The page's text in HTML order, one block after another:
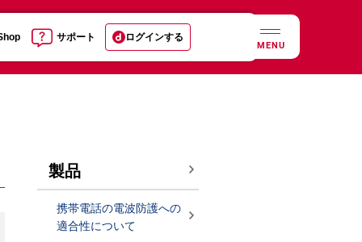
サポート ログインする
MENU
製品
携帯電話の電波防護への
適合性について